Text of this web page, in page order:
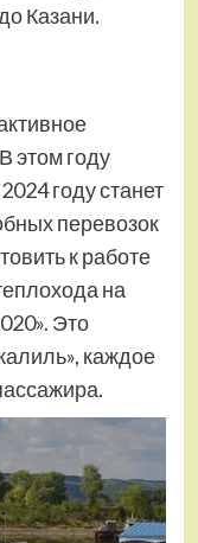
Казани.
этом году
году станет
перевозок
к работе
на
Это
каждое